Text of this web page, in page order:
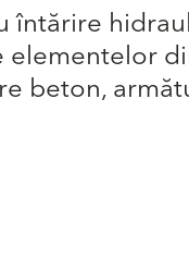
întărire
beton,